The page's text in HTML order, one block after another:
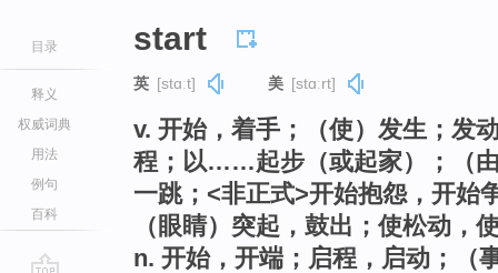
目录
释义
权威词典
用法
例句
百科
start
英 [stɑːt] 美 [stɑːrt]
v. 开始，着手；（使）发生；发
程；以……起步（或起家）；（
一跳；<非正式>开始抱怨，开始
（眼睛）突起，鼓出；使松动，
n. 开始，开端；启程，启动；（